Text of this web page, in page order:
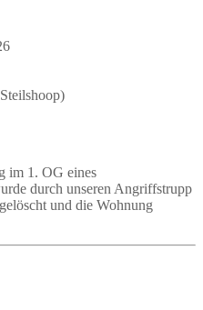
im 1. OG eines
durch unseren Angriffstrupp
und die Wohnung